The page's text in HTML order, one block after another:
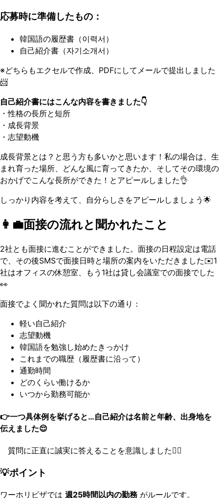
応募時に準備したもの：
韓国語の履歴書（이력서）
自己紹介書（자기소개서）
※どちらもエクセルで作成、PDFにしてメールで提出しました
📨
自己紹介書にはこんな内容を書きました👇
・性格の長所と短所
・成長背景
・志望動機
成長背景とは？と思う方も多いかと思います！私の場合は、生
まれ育った場所、どんな風に育ってきたか、そしてその環境の
おかげでこんな長所ができた！とアピールしました👌
しっかり内容を考えて、自分らしさをアピールしましょう🌟
👩‍💼面接の流れと聞かれたこと
2社とも面接に進むことができました。面接の日程設定は電話
で、その後SMSで面接日時と場所の案内をいただきました✉️1
社はオフィスの休憩室、もう1社は貸し会議室での面接でした
👀
面接でよく聞かれた質問は以下の通り：
軽い自己紹介
志望動機
韓国語を勉強し始めたきっかけ
これまでの職歴（履歴書に沿って）
通勤時間
どのくらい働けるか
いつから勤務可能か
👉一つ具体例を挙げると…自己紹介は名前と年齢、出身地を
伝えました😌
質問に正直に誠実に答えることを意識しました🙆‍♀️
💡ポイント
ワーホリビザでは 週25時間以内の勤務 がルールです。